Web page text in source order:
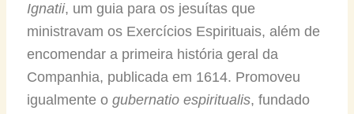
Ignatii, um guia para os jesuítas que
ministravam os Exercícios Espirituais, além de
encomendar a primeira história geral da
Companhia, publicada em 1614. Promoveu
igualmente o gubernatio espiritualis, fundado